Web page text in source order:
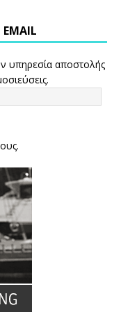
υπηρεσία αποστολής